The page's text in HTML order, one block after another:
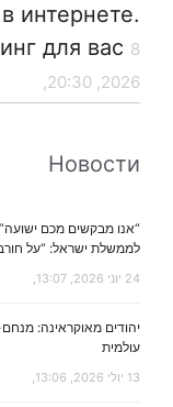
интернете.
для вас
2026, 20:30,
Новости
לממשלת ישראל: “על
24 יוני 2026, 13:07,
יהודים מאוקראינה:
עולמית
13 יולי 2026, 13:06,